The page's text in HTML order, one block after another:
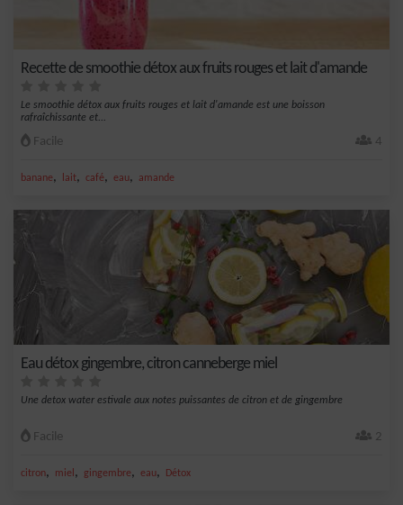
Recette de smoothie détox aux fruits rouges et lait d'amande
Le smoothie détox aux fruits rouges et lait d'amande est une boisson
rafraîchissante et...
Facile 4
banane, lait, café, eau, amande
Eau détox gingembre, citron canneberge miel
Une detox water estivale aux notes puissantes de citron et de gingembre
Facile 2
citron, miel , gingembre, eau, Détox